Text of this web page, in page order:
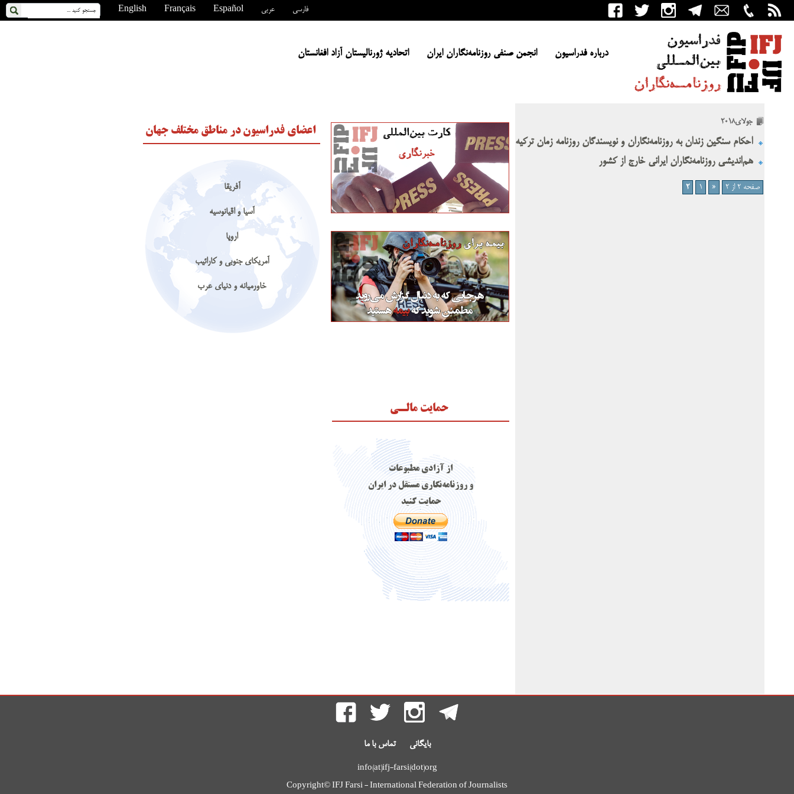
English Français Español عربی فارسی
درباره فدراسیون انجمن صنفی روزنامه‌نگاران ایران اتحادیه ژورنالیستان آزاد افغانستان
جولای2018
احکام سنگین زندان به روزنامه‌نگاران و نویسندگان روزنامه‌ زمان ترکیه
هم‌اندیشی روزنامه‌نگاران ایرانی خارج از کشور
صفحه 2 از 2 «
1
2
اعضای فدراسیون در مناطق مختلف جهان
آفریقا
آسیا و اقیانوسیه
اروپا
آمریکای جنوبی و کارائیب
خاورمیانه و دنیای عرب
حمایت مالـی
از آزادی مطبوعات
و روزنامه‌نگاری مستقل در ایران
حمایت کنید
بایگانی تماس با ما
info(at)ifj-farsi(dot)org
Copyright© IFJ Farsi - International Federation of Journalists